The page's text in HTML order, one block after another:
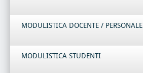
MODULISTICA DOCENTE / PERSONALE
MODULISTICA STUDENTI